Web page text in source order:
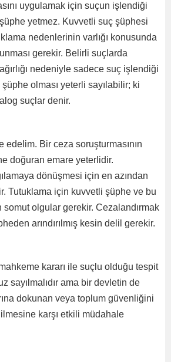
uygulamak için suçun işlendiği
yetmez. Kuvvetli suç şüphesi
nedenlerinin varlığı konusunda
gerekir. Belirli suçlarda
nedeniyle sadece suç işlendiği
olması yeterli sayılabilir; ki
suçlar denir.
edelim. Bir ceza soruşturmasının
doğuran emare yeterlidir.
dönüşmesi için en azından
Tutuklama için kuvvetli şüphe ve bu
olgular gerekir. Cezalandırmak
arındırılmış kesin delil gerekir.
kararı ile suçlu olduğu tespit
sayılmalıdır ama bir devletin de
dokunan veya toplum güvenliğini
karşı etkili müdahale